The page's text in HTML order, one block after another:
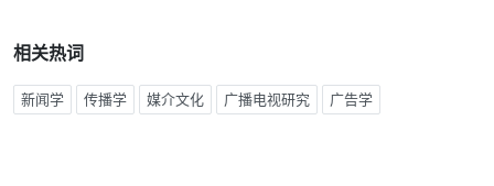
相关热词
新闻学 传播学 媒介文化 广播电视研究 广告学